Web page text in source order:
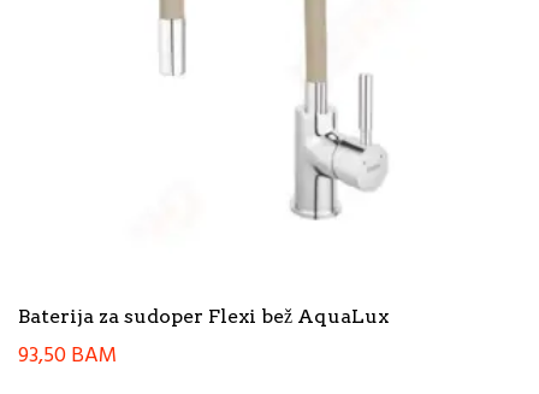
Baterija za sudoper Flexi bež AquaLux
93,50BAM